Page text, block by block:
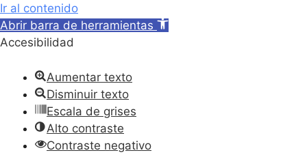
Ir al contenido
Abrir barra de herramientas
Accesibilidad
Aumentar texto
Disminuir texto
Escala de grises
Alto contraste
Contraste negativo